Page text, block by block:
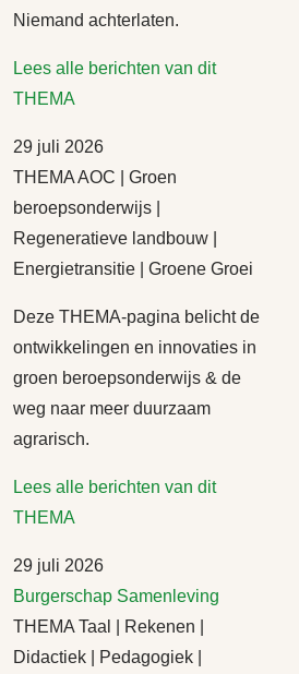
Niemand achterlaten.
Lees alle berichten van dit
THEMA
29 juli 2026
THEMA AOC | Groen
beroepsonderwijs |
Regeneratieve landbouw |
Energietransitie | Groene Groei
Deze THEMA-pagina belicht de
ontwikkelingen en innovaties in
groen beroepsonderwijs & de
weg naar meer duurzaam
agrarisch.
Lees alle berichten van dit
THEMA
29 juli 2026
Burgerschap Samenleving
THEMA Taal | Rekenen |
Didactiek | Pedagogiek |